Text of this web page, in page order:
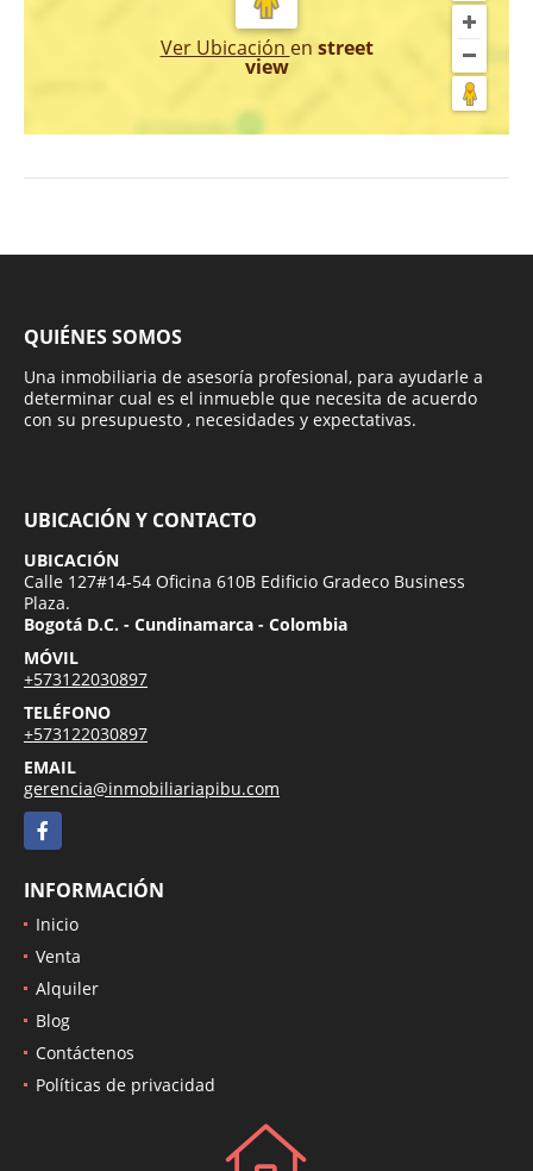
Ver Ubicación en street
view
QUIÉNES SOMOS
Una inmobiliaria de asesoría profesional, para ayudarle a
determinar cual es el inmueble que necesita de acuerdo
con su presupuesto , necesidades y expectativas.
UBICACIÓN Y CONTACTO
UBICACIÓN
Calle 127#14-54 Oficina 610B Edificio Gradeco Business
Plaza.
Bogotá D.C. - Cundinamarca - Colombia
MÓVIL
+573122030897
TELÉFONO
+573122030897
EMAIL
gerencia@inmobiliariapibu.com
Facebook
INFORMACIÓN
Inicio
Venta
Alquiler
Blog
Contáctenos
Políticas de privacidad